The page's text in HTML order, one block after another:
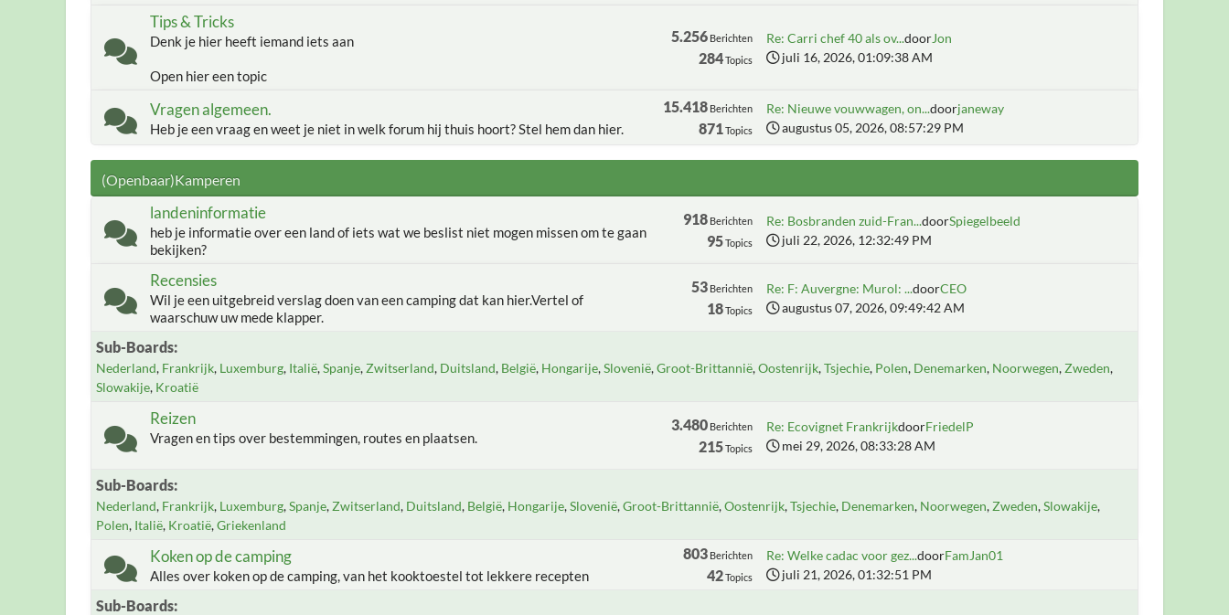
Tips & Tricks
Denk je hier heeft iemand iets aan
Open hier een topic
5.256Berichten
284Topics
Re: Carri chef 40 als ov...doorJon
juli 16, 2026, 01:09:38 AM
Vragen algemeen.
Heb je een vraag en weet je niet in welk forum hij thuis hoort? Stel hem dan hier.
15.418Berichten
871 Topics
Re: Nieuwe vouwwagen, on...doorjaneway
augustus 05, 2026, 08:57:29 PM
(Openbaar)Kamperen
landeninformatie
heb je informatie over een land of iets wat we beslist niet mogen missen om te gaan
bekijken?
918Berichten
95Topics
Re: Bosbranden zuid-Fran...doorSpiegelbeeld
juli 22, 2026, 12:32:49 PM
Recensies
Wil je een uitgebreid verslag doen van een camping dat kan hier.Vertel of
waarschuw uw mede klapper.
53Berichten
18Topics
Re: F: Auvergne: Murol: ...doorCEO
augustus 07, 2026, 09:49:42 AM
Sub-Boards
Nederland Frankrijk Luxemburg Italië Spanje Zwitserland Duitsland België Hongarije Slovenië Groot-Brittannië Oostenrijk Tsjechie Polen Denemarken Noorwegen Zweden
Slowakije Kroatië
Reizen
Vragen en tips over bestemmingen, routes en plaatsen.
3.480Berichten
215Topics
Re: Ecovignet FrankrijkdoorFriedelP
mei 29, 2026, 08:33:28 AM
Sub-Boards
Nederland Frankrijk Luxemburg Spanje Zwitserland Duitsland België Hongarije Slovenië Groot-Brittannië Oostenrijk Tsjechie Denemarken Noorwegen Zweden Slowakije
Polen Italië Kroatië Griekenland
Koken op de camping
Alles over koken op de camping, van het kooktoestel tot lekkere recepten
803Berichten
42Topics
Re: Welke cadac voor gez...doorFamJan01
juli 21, 2026, 01:32:51 PM
Sub-Boards